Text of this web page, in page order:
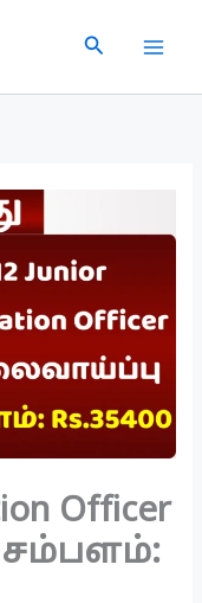
Search
Officer